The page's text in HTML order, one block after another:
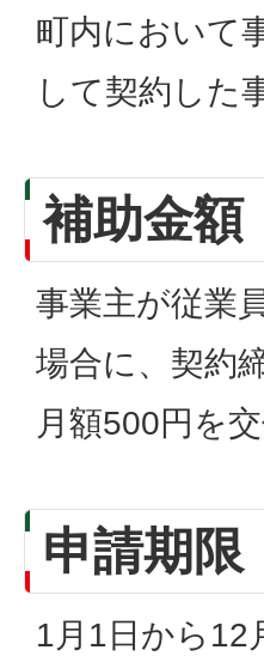
町内において
して契約した
補助金額
事業主が従業
場合に、契約
月額500円を
申請期限
1月1日から12